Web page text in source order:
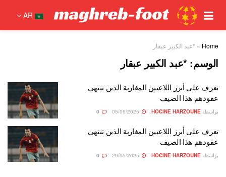
AR
Home
» *عبد الكبير عبقار
الوسم: *عبد الكبير عبقار
تعرف على أبرز اللاعبين المغاربة الذين تنتهي
عقودهم هذا الصيف
بواسطة HOCINE HARZOUNE
تعرف على أبرز اللاعبين المغاربة الذين تنتهي
عقودهم هذا الصيف
بواسطة HOCINE HARZOUNE